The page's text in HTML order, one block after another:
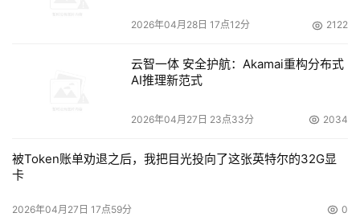
2026年04月28日 17点12分 2122
云智一体 安全护航：Akamai重构分布式
AI推理新范式
2026年04月27日 23点33分 2034
被Token账单劝退之后，我把目光投向了这张英特尔的32G显
卡
2026年04月27日 17点59分 0